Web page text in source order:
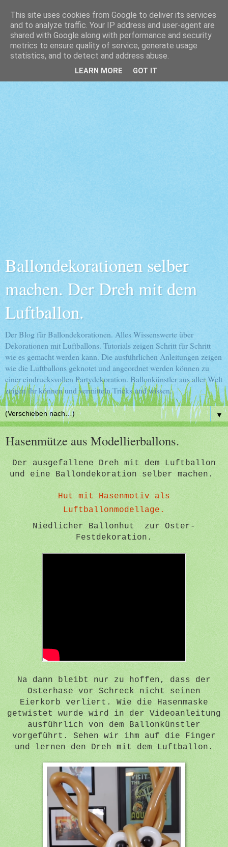
Ballondekorationen selber
machen. Der Dreh mit dem
Luftballon.
Der Blog für Ballondekorationen. Alles Wissenswerte über
Dekorationen mit Luftballons. Tutorials zeigen Schritt für Schritt
wie es gemacht werden kann. Die ausführlichen Anleitungen zeigen
wie die Luftballons geknotet und angeordnet werden können zu
einer eindrucksvollen Partydekoration. Ballonkünstler aus aller Welt
zeigen ihr können und vermitteln Tricks und wissen.
▼
Hasenmütze aus Modellierballons.
Der ausgefallene Dreh mit dem Luftballon
und eine Ballondekoration selber machen.
Hut mit Hasenmotiv als
Luftballonmodellage.
Niedlicher Ballonhut zur Oster-
Festdekoration.
Na dann bleibt nur zu hoffen, dass der
Osterhase vor Schreck nicht seinen
Eierkorb verliert. Wie die Hasenmaske
getwistet wurde wird in der Videoanleitung
ausführlich von dem Ballonkünstler
vorgeführt. Sehen wir ihm auf die Finger
und lernen den Dreh mit dem Luftballon.
This site uses cookies from Google to deliver its services
and to analyze traffic. Your IP address and user-agent are
shared with Google along with performance and security
metrics to ensure quality of service, generate usage
statistics, and to detect and address abuse.
LEARN MORE GOT IT